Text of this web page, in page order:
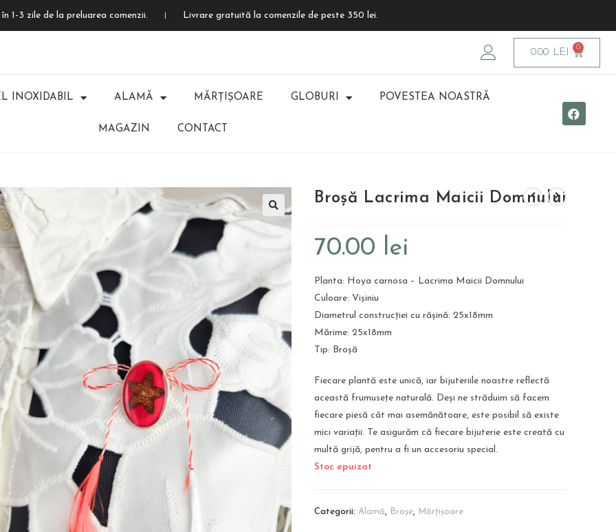
1-3 zile de la preluarea comenzii. Livrare gratuită la comenzile de peste 350 lei.
0.00 LEI
INOXIDABIL ALAMĂ MĂRȚIȘOARE GLOBURI POVESTEA NOASTRĂ
MAGAZIN CONTACT
Broșă Lacrima Maicii Domnului
70.00 lei
Planta: Hoya carnosa – Lacrima Maicii Domnului
Culoare: Vișiniu
Diametrul construcției cu rășină: 25x18mm
Mărime: 25x18mm
Tip: Broșă
Fiecare plantă este unică, iar bijuteriile noastre reflectă
această frumusețe naturală. Deși ne străduim să facem
fiecare piesă cât mai asemănătoare, este posibil să existe
mici variații. Te asigurăm că fiecare bijuterie este creată cu
multă grijă, pentru a fi un accesoriu special.
Stoc epuizat
Categorii:Alamă, Broșe, Mărțișoare